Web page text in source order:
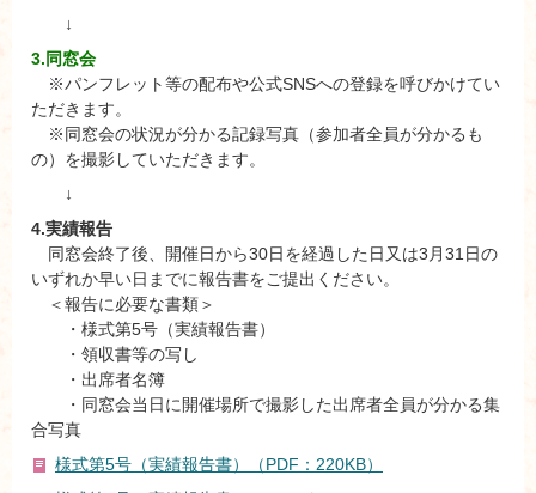
↓
3.同窓会
※パンフレット等の配布や公式SNSへの登録を呼びかけてい
ただきます。
※同窓会の状況が分かる記録写真（参加者全員が分かるも
の）を撮影していただきます。
↓
4.実績報告
同窓会終了後、開催日から30日を経過した日又は3月31日の
いずれか早い日までに報告書をご提出ください。
＜報告に必要な書類＞
・様式第5号（実績報告書）
・領収書等の写し
・出席者名簿
・同窓会当日に開催場所で撮影した出席者全員が分かる集
合写真
様式第5号（実績報告書）（PDF：220KB）